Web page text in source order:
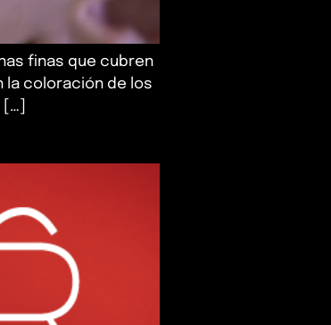
finas que cubren
la coloración de los